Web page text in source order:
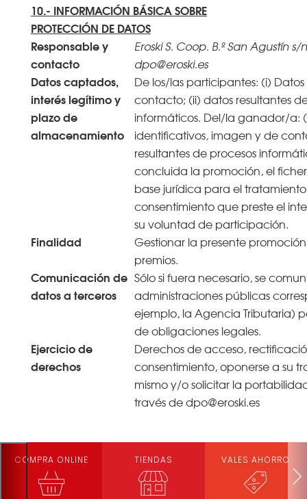
10.- INFORMACIÓN BÁSICA SOBRE
PROTECCIÓN DE DATOS
Responsable y
contacto
Eroski S. Coop. B.º San Agustín
dpo@eroski.es
Datos captados,
interés legítimo y
plazo de
almacenamiento
De los/las participantes: (i)
contacto; (ii) datos resultantes
informáticos. Del/la ganador/a:
identificativos, imagen y de
resultantes de procesos
concluida la promoción, el
base jurídica para el
consentimiento que preste el
su voluntad de participación.
Finalidad
Gestionar la presente
premios.
Comunicación de
datos a terceros
Sólo si fuera necesario, se
administraciones públicas
ejemplo, la Agencia Tributaria)
de obligaciones legales.
Ejercicio de
derechos
Derechos de acceso,
consentimiento, oponerse a su
mismo y/o solicitar la
través de dpo@eroski.es
COMPRA ONLINE TIENDAS VALES AHORRO